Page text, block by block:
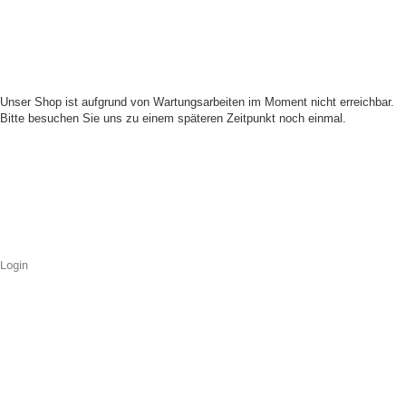
Unser Shop ist aufgrund von Wartungsarbeiten im Moment nicht erreichbar.
Bitte besuchen Sie uns zu einem späteren Zeitpunkt noch einmal.
Login